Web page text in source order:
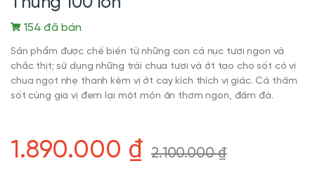
154 đã bán
Sản phẩm được chế biến từ những con cá nục tươi ngon và
chắc thịt; sử dụng những trái chua tươi và ớt tạo cho sốt có vị
chua ngọt nhẹ thanh kèm vị ớt cay kích thích vị giác. Cá thấm
sốt cùng gia vị đem lại một món ăn thơm ngon, đầm đà.
1.890.000 ₫ 2.100.000₫